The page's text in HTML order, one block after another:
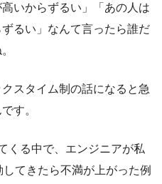
いからずるい」「あの人は
るい」なんて言ったら誰だ
スタイム制の話になると急
す。
くる中で、エンジニアが私
てきたら不満が上がった例